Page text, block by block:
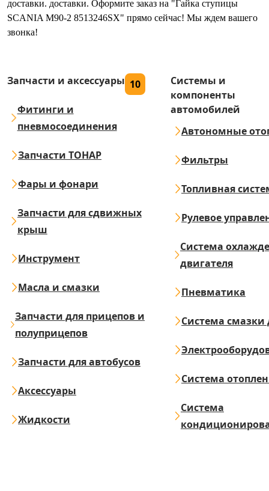
доставки. доставки. Оформите заказ на "Гайка ступицы
SCANIA М90-2 8513246SX" прямо сейчас! Мы ждем вашего
звонка!
Запчасти и аксессуары 10
Фитинги и
пневмосоединения
Запчасти ТОНАР
Фары и фонари
Запчасти для сдвижных
крыш
Инструмент
Масла и смазки
Запчасти для прицепов и
полуприцепов
Запчасти для автобусов
Аксессуары
Жидкости
Системы и
компоненты
автомобилей
Автономные
Фильтры
Топливная
Рулевое
Система
двигателя
Пневматика
Система смазки
Система
Система